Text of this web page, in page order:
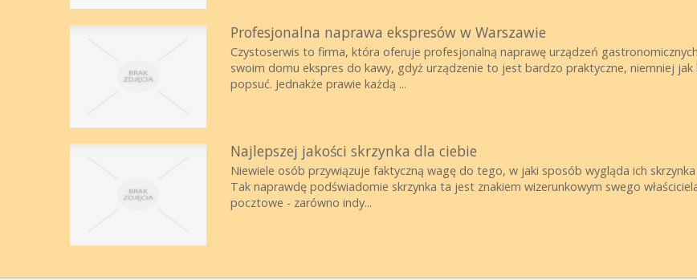
Profesjonalna naprawa ekspresów w Warszawie
Czystoserwis to firma, która oferuje profesjonalną naprawę urządzeń
swoim domu ekspres do kawy, gdyż urządzenie to jest bardzo praktyczne, niemniej
popsuć. Jednakże prawie każdą ...
Najlepszej jakości skrzynka dla ciebie
Niewiele osób przywiązuje faktyczną wagę do tego, w jaki sposób wygląda ich
Tak naprawdę podświadomie skrzynka ta jest znakiem wizerunkowym swego
pocztowe - zarówno indy...